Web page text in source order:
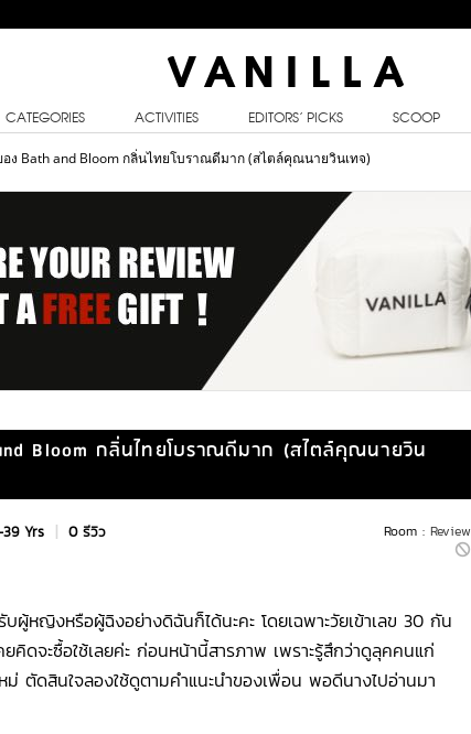
CATEGORIES ACTIVITIES EDITORS’ PICKS SCOOP
ง Bath and Bloom กลิ่นไทยโบราณดีมาก (สไตล์คุณนายวินเทจ)
Bloom กลิ่นไทยโบราณดีมาก (สไตล์คุณนายวิน
Room : Review
Yrs | 0 รีวิว
ผู้หญิงหรือผู้ฉิงอย่างดิฉันก็ได้นะคะ โดยเฉพาะวัยเข้าเลข 30 กัน
ดจะซื้อใช้เลยค่ะ ก่อนหน้านี้สารภาพ เพราะรู้สึกว่าดูลุคคนแก่
ม่ ตัดสินใจลองใช้ดูตามคำแนะนำของเพื่อน พอดีนางไปอ่านมา